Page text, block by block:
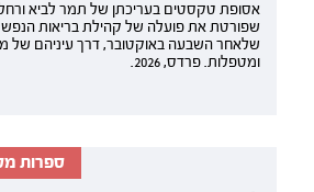
אסופת טקסטים בעריכתן של תמר לביא
שפורטת את פועלה של קהילת בריאות
שלאחר השבעה באוקטובר, דרך עיניהם של
ומטפלות. פרדס, 2026.
ספרות